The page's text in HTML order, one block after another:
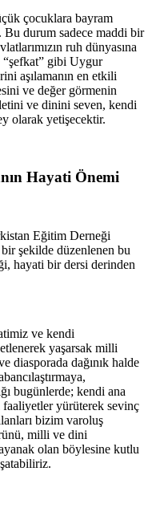
çocuklara bayram
Bu durum sadece maddi bir
ruh dünyasına
“şefkat” gibi Uygur
aşılamanın en etkili
ve değer görmenin
ve dinini seven, kendi
olarak yetişecektir.
Hayati Önemi
Eğitim Derneği
şekilde düzenlenen bu
hayati bir dersi derinden
ve kendi
yaşarsak milli
diasporada dağınık halde
bugünlerde; kendi ana
yürüterek sevinç
bizim varoluş
milli ve dini
olan böylesine kutlu